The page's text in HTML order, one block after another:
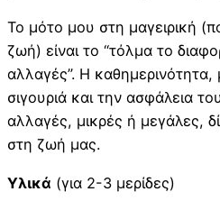
Το μότο μου στη μαγειρική
ζωή) είναι το “τόλμα το
αλλαγές”. Η καθημερινότητα,
σιγουριά και την ασφάλεια
αλλαγές, μικρές ή μεγάλες,
στη ζωή μας.
Υλικά (για 2-3 μερίδες)